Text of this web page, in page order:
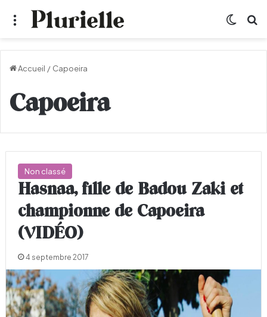
Menu
Accueil / Capoeira
Capoeira
Non classé
Hasnaa, fille de Badou Zaki et
championne de Capoeira
(VIDÉO)
4 septembre 2017